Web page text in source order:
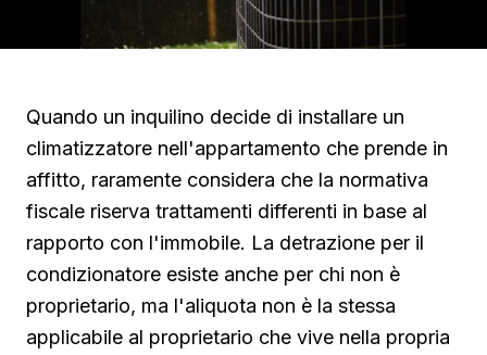
Quando un inquilino decide di installare un
climatizzatore nell'appartamento che prende in
affitto, raramente considera che la normativa
fiscale riserva trattamenti differenti in base al
rapporto con l'immobile. La detrazione per il
condizionatore esiste anche per chi non è
proprietario, ma l'aliquota non è la stessa
applicabile al proprietario che vive nella propria